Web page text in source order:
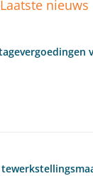
Laatste nieuws